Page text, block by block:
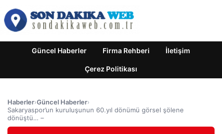
Güncel Haberler Firma Rehberi İletişim
Çerez Politikası
Haberler›Güncel Haberler›
Sakaryaspor’un kuruluşunun 60.yıl dönümü görsel şölene
dönüştü… –